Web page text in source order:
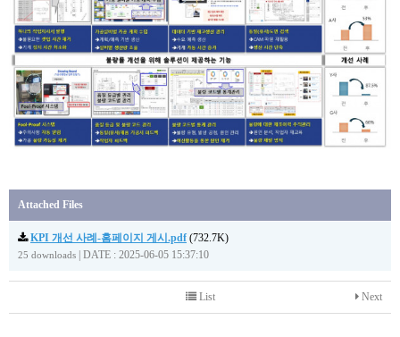
Attached Files
KPI 개선 사례-홈페이지 게시.pdf (732.7K)
25 downloads DATE : 2025-06-05 15:37:10
Next
List